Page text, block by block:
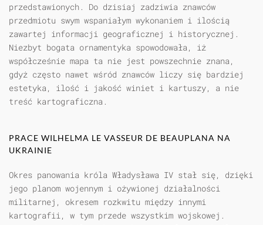
przedstawionych. Do dzisiaj zadziwia znawców
przedmiotu swym wspaniałym wykonaniem i ilością
zawartej informacji geograficznej i historycznej.
Niezbyt bogata ornamentyka spowodowała, iż
współcześnie mapa ta nie jest powszechnie znana,
gdyż często nawet wśród znawców liczy się bardziej
estetyka, ilość i jakość winiet i kartuszy, a nie
treść kartograficzna.
PRACE WILHELMA LE VASSEUR DE BEAUPLANA NA
UKRAINIE
Okres panowania króla Władysława IV stał się, dzięki
jego planom wojennym i ożywionej działalności
militarnej, okresem rozkwitu między innymi
kartografii, w tym przede wszystkim wojskowej.